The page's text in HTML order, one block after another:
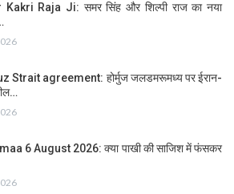
Kakri Raja Ji: समर सिंह और शिल्पी राज का नया
Strait agreement: होर्मुज जलडमरूमध्य पर ईरान-
6 August 2026: क्या पाखी की साजिश में फंसकर